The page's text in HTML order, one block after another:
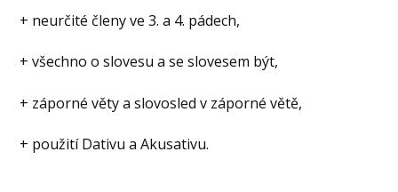
+ neurčité členy ve 3. a 4. pádech,
+ všechno o slovesu a se slovesem být,
+ záporné věty a slovosled v záporné větě,
+ použití Dativu a Akusativu.